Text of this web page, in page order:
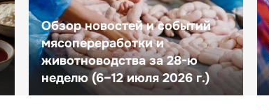
Обзор новостей и событий
мясопереработки и
животноводства за 28-ю
неделю (6–12 июля 2026 г.)